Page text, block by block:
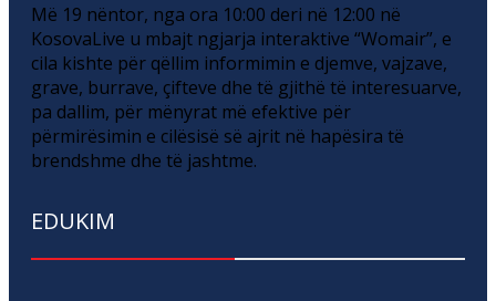
Më 19 nëntor, nga ora 10:00 deri në 12:00 në
KosovaLive u mbajt ngjarja interaktive “Womair”, e
cila kishte për qëllim informimin e djemve, vajzave,
grave, burrave, çifteve dhe të gjithë të interesuarve,
pa dallim, për mënyrat më efektive për
përmirësimin e cilësisë së ajrit në hapësira të
brendshme dhe të jashtme.
EDUKIM